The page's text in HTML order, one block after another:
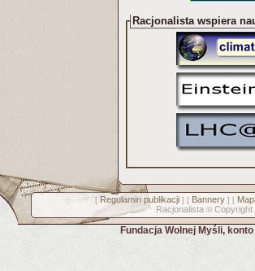
Racjonalista wspiera
[ Regulamin publikacji] [ Bannery] [
Racjonalista © Copyright
Fundacja Wolnej Myśli,